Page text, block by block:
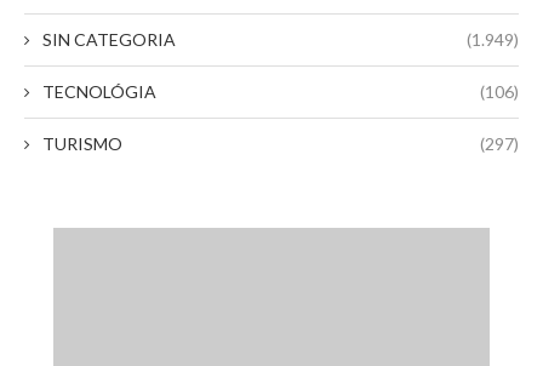
SIN CATEGORIA (1.949)
TECNOLÓGIA (106)
TURISMO (297)